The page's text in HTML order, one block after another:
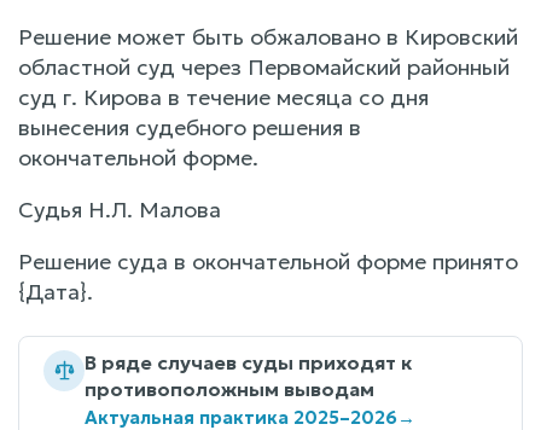
Решение может быть обжаловано в Кировский
областной суд через Первомайский районный
суд г. Кирова в течение месяца со дня
вынесения судебного решения в
окончательной форме.
Судья Н.Л. Малова
Решение суда в окончательной форме принято
{Дата}.
В ряде случаев суды приходят к
противоположным выводам
Актуальная практика 2025–2026→